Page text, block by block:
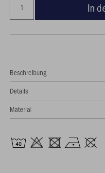
In
Beschreibung
Details
Material